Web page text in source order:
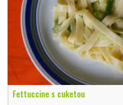
Fettuccine s cuketou